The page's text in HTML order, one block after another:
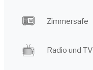
Zimmersafe
Radio und TV